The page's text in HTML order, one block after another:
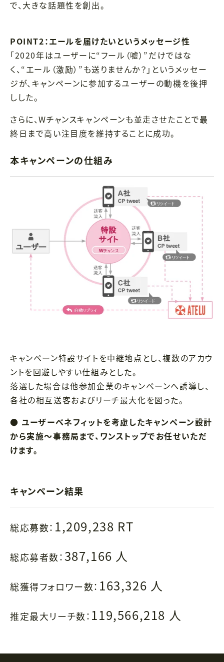
で、大きな話題性を創出。
POINT2：エールを届けたいというメッセージ性
「2020年はユーザーに“フール（嘘）”だけではな
く、“エール（激励）”も送りませんか？」というメッセー
ジが、キャンペーンに参加するユーザーの動機を後押
しした。
さらに、Wチャンスキャンペーンも並走させたことで最
終日まで高い注目度を維持することに成功。
本キャンペーンの仕組み
キャンペーン特設サイトを中継地点とし、複数のアカウ
ントを回遊しやすい仕組みとした。
落選した場合は他参加企業のキャンペーンへ誘導し、
各社の相互送客およびリーチ最大化を図った。
● ユーザーベネフィットを考慮したキャンペーン設計
から実施～事務局まで、ワンストップでお任せいただ
けます。
キャンペーン結果
総応募数： 1,209,238 RT
総応募者数：387,166 人
総獲得フォロワー数： 163,326 人
推定最大リーチ数： 119,566,218 人